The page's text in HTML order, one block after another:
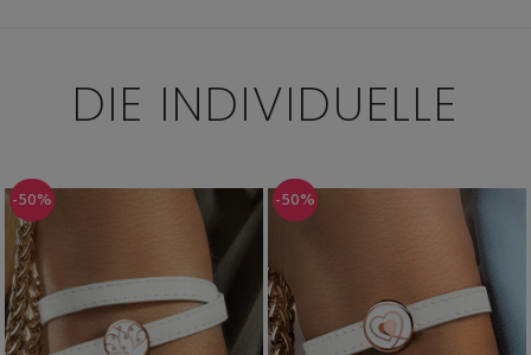
DIE INDIVIDUELLE
-50% -50%